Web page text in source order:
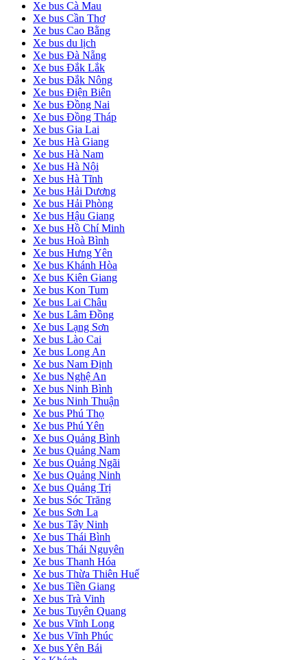
Xe bus Cà Mau
Xe bus Cần Thơ
Xe bus Cao Bằng
Xe bus du lịch
Xe bus Đà Nẵng
Xe bus Đắk Lắk
Xe bus Đắk Nông
Xe bus Điện Biên
Xe bus Đồng Nai
Xe bus Đồng Tháp
Xe bus Gia Lai
Xe bus Hà Giang
Xe bus Hà Nam
Xe bus Hà Nội
Xe bus Hà Tĩnh
Xe bus Hải Dương
Xe bus Hải Phòng
Xe bus Hậu Giang
Xe bus Hồ Chí Minh
Xe bus Hoà Bình
Xe bus Hưng Yên
Xe bus Khánh Hòa
Xe bus Kiên Giang
Xe bus Kon Tum
Xe bus Lai Châu
Xe bus Lâm Đồng
Xe bus Lạng Sơn
Xe bus Lào Cai
Xe bus Long An
Xe bus Nam Định
Xe bus Nghệ An
Xe bus Ninh Bình
Xe bus Ninh Thuận
Xe bus Phú Thọ
Xe bus Phú Yên
Xe bus Quảng Bình
Xe bus Quảng Nam
Xe bus Quảng Ngãi
Xe bus Quảng Ninh
Xe bus Quảng Trị
Xe bus Sóc Trăng
Xe bus Sơn La
Xe bus Tây Ninh
Xe bus Thái Bình
Xe bus Thái Nguyên
Xe bus Thanh Hóa
Xe bus Thừa Thiên Huế
Xe bus Tiền Giang
Xe bus Trà Vinh
Xe bus Tuyên Quang
Xe bus Vĩnh Long
Xe bus Vĩnh Phúc
Xe bus Yên Bái